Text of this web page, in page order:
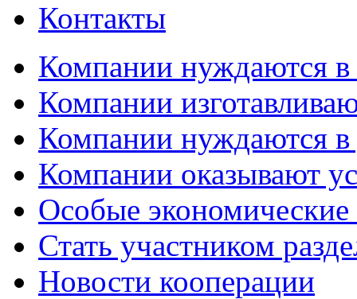
Контакты
Компании нуждаются в
Компании
Компании нуждаются в
Компании оказывают
Особые
Стать участником
Новости кооперации